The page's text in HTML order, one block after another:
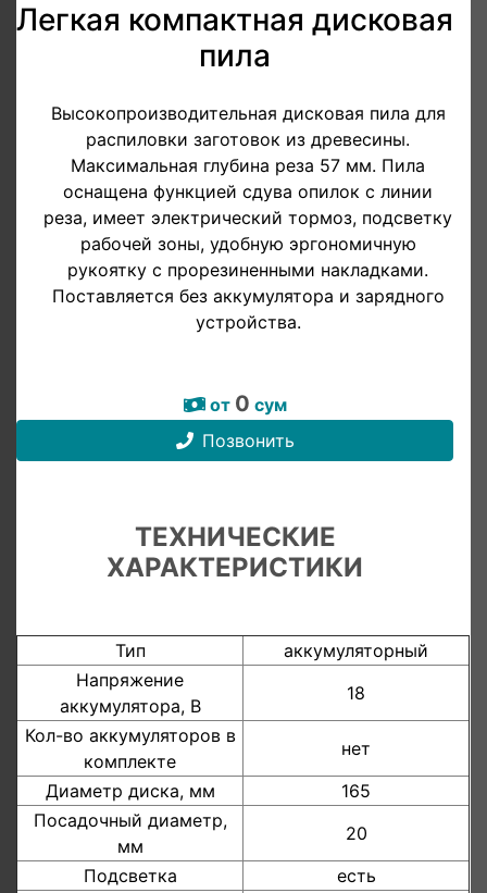
Легкая компактная дисковая
пила
Высокопроизводительная дисковая пила для
распиловки заготовок из древесины.
Максимальная глубина реза 57 мм. Пила
оснащена функцией сдува опилок с линии
реза, имеет электрический тормоз, подсветку
рабочей зоны, удобную эргономичную
рукоятку с прорезиненными накладками.
Поставляется без аккумулятора и зарядного
устройства.
от 0 сум
Позвонить
ТЕХНИЧЕСКИЕ
ХАРАКТЕРИСТИКИ
Тип
аккумуляторный
Напряжение
аккумулятора, В
18
Кол-во аккумуляторов в
комплекте
нет
Диаметр диска, мм
165
Посадочный диаметр,
мм
20
Подсветка
есть